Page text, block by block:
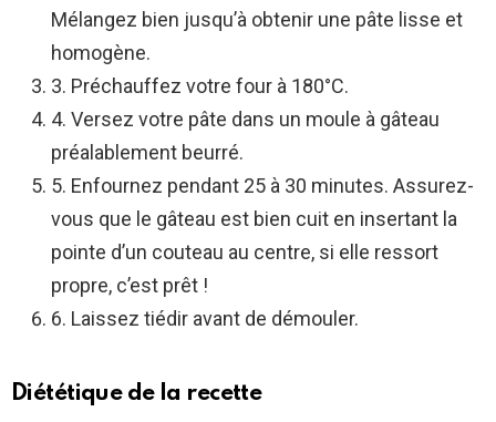
Mélangez bien jusqu’à obtenir une pâte lisse et
homogène.
3. Préchauffez votre four à 180°C.
4. Versez votre pâte dans un moule à gâteau
préalablement beurré.
5. Enfournez pendant 25 à 30 minutes. Assurez-
vous que le gâteau est bien cuit en insertant la
pointe d’un couteau au centre, si elle ressort
propre, c’est prêt !
6. Laissez tiédir avant de démouler.
Diététique de la recette